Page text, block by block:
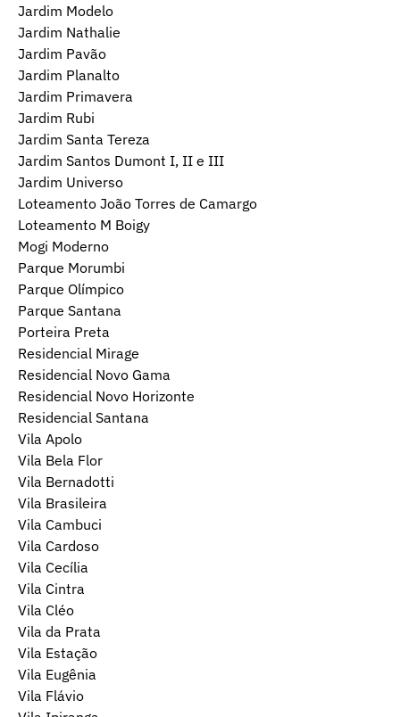
Jardim Modelo
Jardim Nathalie
Jardim Pavão
Jardim Planalto
Jardim Primavera
Jardim Rubi
Jardim Santa Tereza
Jardim Santos Dumont I, II e III
Jardim Universo
Loteamento João Torres de Camargo
Loteamento M Boigy
Mogi Moderno
Parque Morumbi
Parque Olímpico
Parque Santana
Porteira Preta
Residencial Mirage
Residencial Novo Gama
Residencial Novo Horizonte
Residencial Santana
Vila Apolo
Vila Bela Flor
Vila Bernadotti
Vila Brasileira
Vila Cambuci
Vila Cardoso
Vila Cecília
Vila Cintra
Vila Cléo
Vila da Prata
Vila Estação
Vila Eugênia
Vila Flávio